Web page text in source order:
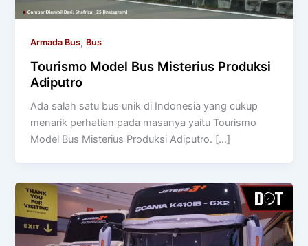
Armada Bus, Bus
Tourismo Model Bus Misterius Produksi
Adiputro
Ada salah satu bus unik di Indonesia yang cukup
menarik perhatian pada masanya yaitu Tourismo
Model Bus Misterius Produksi Adiputro. […]